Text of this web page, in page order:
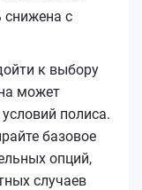
с
к выбору
может
полиса.
базовое
опций,
случаев